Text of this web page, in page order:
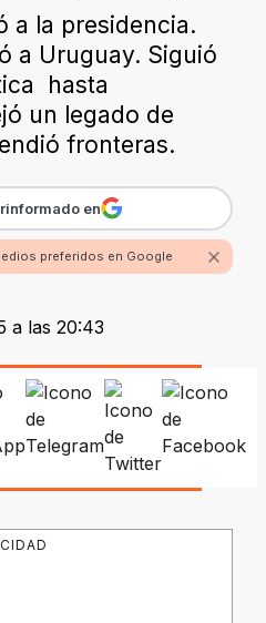
a la presidencia.
a Uruguay. Siguió
hasta
un legado de
fronteras.
en
preferidos en Google
a las 20:43